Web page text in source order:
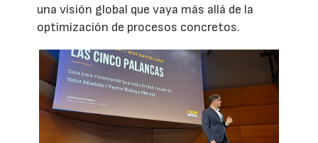
una visión global que vaya más allá de la
optimización de procesos concretos.